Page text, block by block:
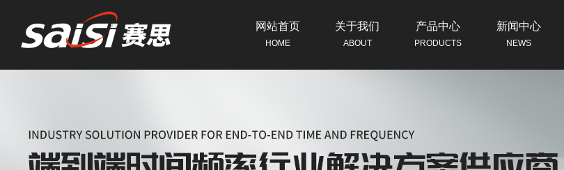
网站首页
HOME
关于我们
ABOUT
产品中心
PRODUCTS
新闻中心
NEWS